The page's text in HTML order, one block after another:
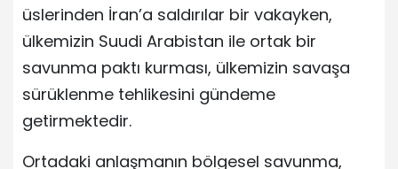
üslerinden İran’a saldırılar bir vakayken,
ülkemizin Suudi Arabistan ile ortak bir
savunma paktı kurması, ülkemizin savaşa
sürüklenme tehlikesini gündeme
getirmektedir.
Ortadaki anlaşmanın bölgesel savunma,